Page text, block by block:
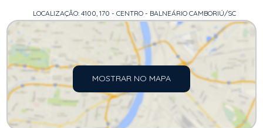
LOCALIZAÇÃO: 4100, 170 - CENTRO - BALNEÁRIO CAMBORIÚ/SC
MOSTRAR NO MAPA